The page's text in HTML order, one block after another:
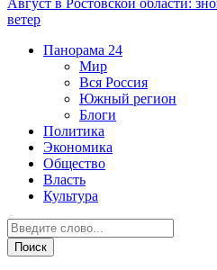
Август в Ростовской области:
ветер
Панорама 24
Мир
Вся Россия
Южный регион
Блоги
Политика
Экономика
Общество
Власть
Культура